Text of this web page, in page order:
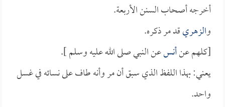
أخرجه أصحاب السنن الأربعة.
والزهريقد مر ذكره.
[كلهم عنأنسعن النبي صلى الله عليه وسلم ].
يعني: بهذا اللفظ الذي سبق أن مر وأنه طاف على نسائه في غسل
واحد.